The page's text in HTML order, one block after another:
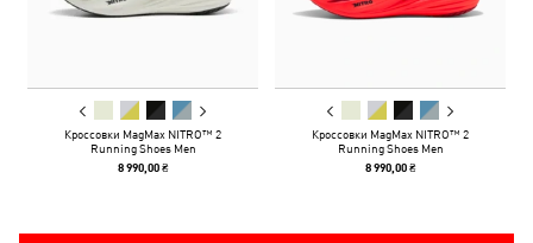
Кроссовки MagMax NITRO™ 2
Running Shoes Men
8 990,00 ₴
Кроссовки MagMax NITRO™ 2
Running Shoes Men
8 990,00 ₴